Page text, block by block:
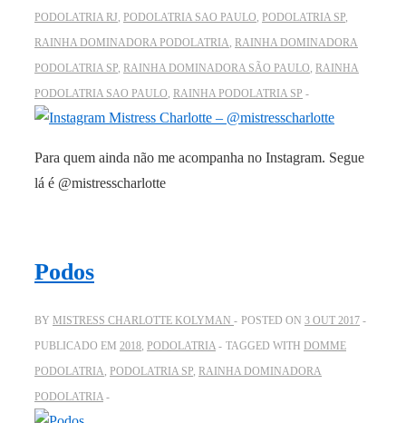
PODOLATRIA RJ, PODOLATRIA SAO PAULO, PODOLATRIA SP,
RAINHA DOMINADORA PODOLATRIA, RAINHA DOMINADORA
PODOLATRIA SP, RAINHA DOMINADORA SÃO PAULO, RAINHA
PODOLATRIA SAO PAULO, RAINHA PODOLATRIA SP
Para quem ainda não me acompanha no Instagram. Segue
lá é @mistresscharlotte
Podos
BY MISTRESS CHARLOTTE KOLYMAN POSTED ON 3 OUT 2017
PUBLICADO EM 2018 PODOLATRIA TAGGED WITH DOMME
PODOLATRIA PODOLATRIA SP RAINHA DOMINADORA
PODOLATRIA